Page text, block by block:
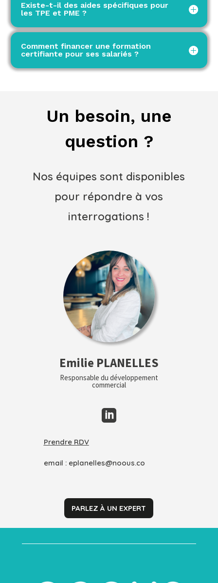
Existe-t-il des aides spécifiques pour
les TPE et PME ?
Comment financer une formation
certifiante pour ses salariés ?
Un besoin, une
question ?
Nos équipes sont disponibles
pour répondre à vos
interrogations !
Emilie PLANELLES
Responsable du développement
commercial

Prendre RDV
email : eplanelles@noous.co
PARLEZ À UN EXPERT